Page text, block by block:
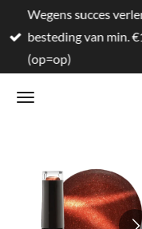
direct
naar
hoofdinhoud
Wegens succes
besteding van min.
(op=op)